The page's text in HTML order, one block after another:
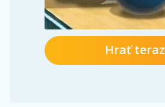
Hrať teraz